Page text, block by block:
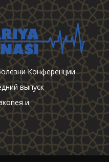
Конференции
выпуск
и